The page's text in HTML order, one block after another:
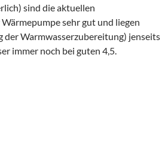
sind die aktuellen
sehr gut und liegen
der Warmwasserzubereitung) jenseits
immer noch bei guten 4,5.